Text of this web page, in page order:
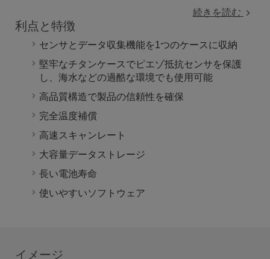
続きを読む
利点と特徴
センサとデータ収集機能を1つのケースに収納
堅牢なチタンケースでピエゾ抵抗センサを保護
し、海水などの過酷な環境でも使用可能
高品質構造で製品の信頼性を確保
完全温度補償
高速スキャンレート
大容量データストレージ
長い電池寿命
使いやすいソフトウェア
イメージ